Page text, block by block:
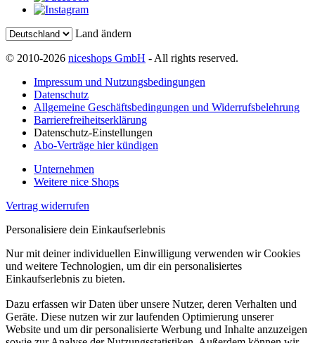
Land ändern
© 2010-2026 niceshops GmbH - All rights reserved.
Impressum und Nutzungsbedingungen
Datenschutz
Allgemeine Geschäftsbedingungen und Widerrufsbelehrung
Barrierefreiheitserklärung
Datenschutz-Einstellungen
Abo-Verträge hier kündigen
Unternehmen
Weitere nice Shops
Vertrag widerrufen
Personalisiere dein Einkaufserlebnis
Nur mit deiner individuellen Einwilligung verwenden wir Cookies
und weitere Technologien, um dir ein personalisiertes
Einkaufserlebnis zu bieten.
Dazu erfassen wir Daten über unsere Nutzer, deren Verhalten und
Geräte. Diese nutzen wir zur laufenden Optimierung unserer
Website und um dir personalisierte Werbung und Inhalte anzuzeigen